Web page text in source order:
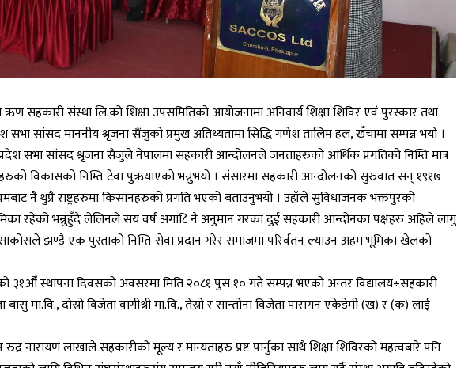
सहकारी संस्था लि.को शिक्षा उपसमितिको आयोजनामा अनिवार्य शिक्षा शिविर एवं पुरस्कार तथा
सभा सांसद माननीय श्रृजना सैंजुको प्रमुख अतिथ्यतामा सिद्धि गणेश तालिम हल, खँचामा सम्पन्न भयो ।
सभा सांसद श्रृजना सैंजुले नेपालमा सहकारी आन्दोलनले जनताहरुको आर्थिक प्रगतिको निम्ति मात्र
विकासको निम्ति टेवा पुऋयाएको भन्नुभयो । संसारमा सहकारी आन्दोलनको सुरुवात सन् १९१७
नै थुप्रै राष्ट्रहरुमा किसानहरुको प्रगति भएको बताउनुभयो । उहाँले सुविधाजनक भक्तपुरको
रहेको भन्नुहुँदै लेलिनले सय वर्ष अगा८ि नै अनुमान गरका दुई सहकारी आन्दोनका पक्षहरु अहिले लागु
झण्डै एक पुस्ताको निम्ति सेवा प्रदान गरेर समाजमा परिर्वतन ल्याउन अहम भूमिका खेलको
३१औँ स्थापना दिवसको अवसरमा मिति २०८१ पुस १० गते सम्पन्न भएको अन्तर विद्यालय÷सहकारी
बासु मा.वि., दोस्रो विजेता वागीश्री मा.वि., तेस्रो र सान्तोना विजेता पारागन एकेडेमी (ख) र (क) लाई
नारायण लाखाले सहकारीको मूल्य र मान्यताहरु प्रष्ट पार्नुका साथै शिक्षा शिविरको महत्वबारे पनि